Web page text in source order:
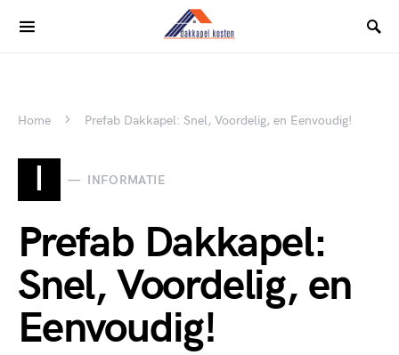
Home Prefab Dakkapel: Snel, Voordelig, en Eenvoudig!
I INFORMATIE
Prefab Dakkapel:
Snel, Voordelig, en
Eenvoudig!